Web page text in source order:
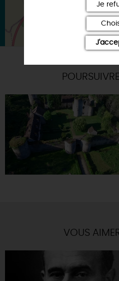
Leaflet|
VOUS
Je